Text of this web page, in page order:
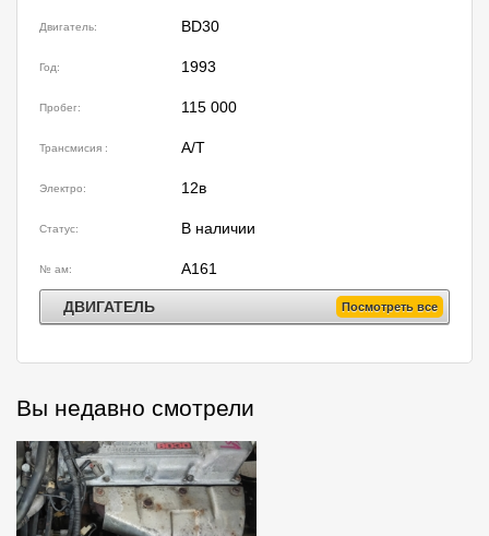
Двигатель: BD30
Год: 1993
Пробег: 115 000
Трансмисия : A/T
Электро: 12в
Статус: В наличии
№ ам: A161
ДВИГАТЕЛЬ Посмотреть все
Вы недавно смотрели